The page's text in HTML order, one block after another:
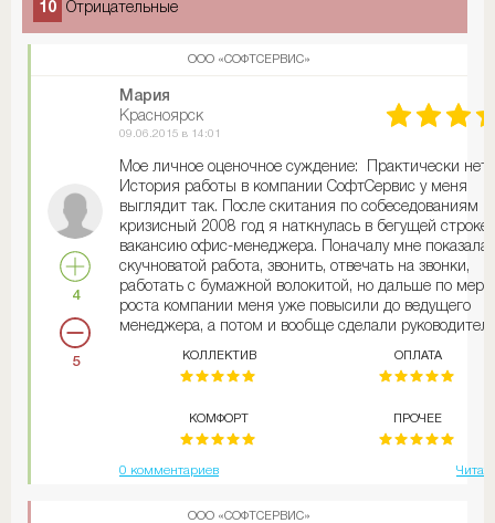
10 Отрицательные
ООО «СОФТСЕРВИС»
4
5
Мария
Красноярск
09.06.2015 в 14:01
Мое личное оценочное суждение: Практически нет
История работы в компании СофтСервис у меня
выглядит так. После скитания по собеседованиям в
кризисный 2008 год я наткнулась в бегущей строке
вакансию офис-менеджера. Поначалу мне
скучноватой работа, звонить, отвечать на звонки,
работать с бумажной волокитой, но дальше по мере
роста компании меня уже повысили до ведущего
менеджера, а потом и вообще сделали
что из меня сделали профессионала и обучили
тонкостям работе в программе 1С. Думаю, что
поменяется и я как и прежде буду в ваших рядах.
КОЛЛЕКТИВ
КОМФОРТ
ОПЛАТА
ПРОЧЕЕ
0 комментариев
ООО «СОФТСЕРВИС»